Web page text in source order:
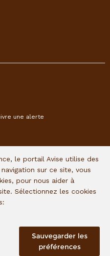
une alerte
vous inscrivant à notre
le portail Avise utilise des
sur ce site, vous
pour nous aider à
Sélectionnez les cookies
Sauvegarder les
préférences